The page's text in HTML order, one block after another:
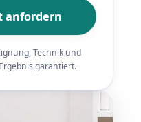
anfordern
Technik und
garantiert.